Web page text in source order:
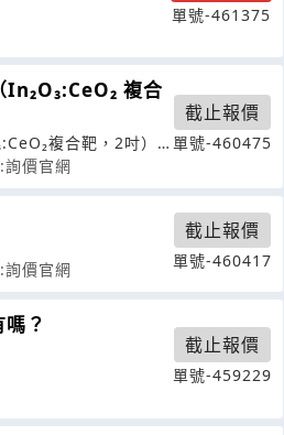
單號-461375
複合
複合靶，2吋）
詢價官網
截止報價
單號-460475
詢價官網
截止報價
單號-460417
？
截止報價
單號-459229